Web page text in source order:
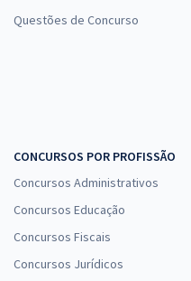
Questões de Concurso
CONCURSOS POR PROFISSÃO
Concursos Administrativos
Concursos Educação
Concursos Fiscais
Concursos Jurídicos